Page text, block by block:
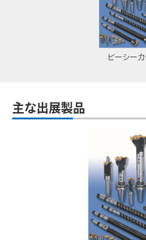
ビーシーカ
主な出展製品